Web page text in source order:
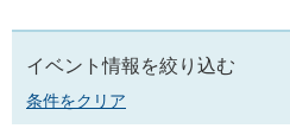
イベント情報を絞り込む
条件をクリア